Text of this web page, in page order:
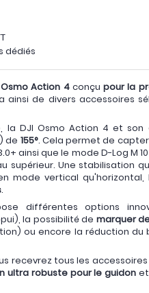
dédiés
Osmo Action 4conçupour la
ainsi de divers accessoires
la DJI Osmo Action 4 et son
de 155°. Cela permet de
ainsi que le mode D-Log M
supérieur. Une stabilisation
mode vertical qu'horizontal,
.
différentes options
la possibilité de marquer
ou encore la réduction du
recevrez tous les
ultra robuste pour le guidon